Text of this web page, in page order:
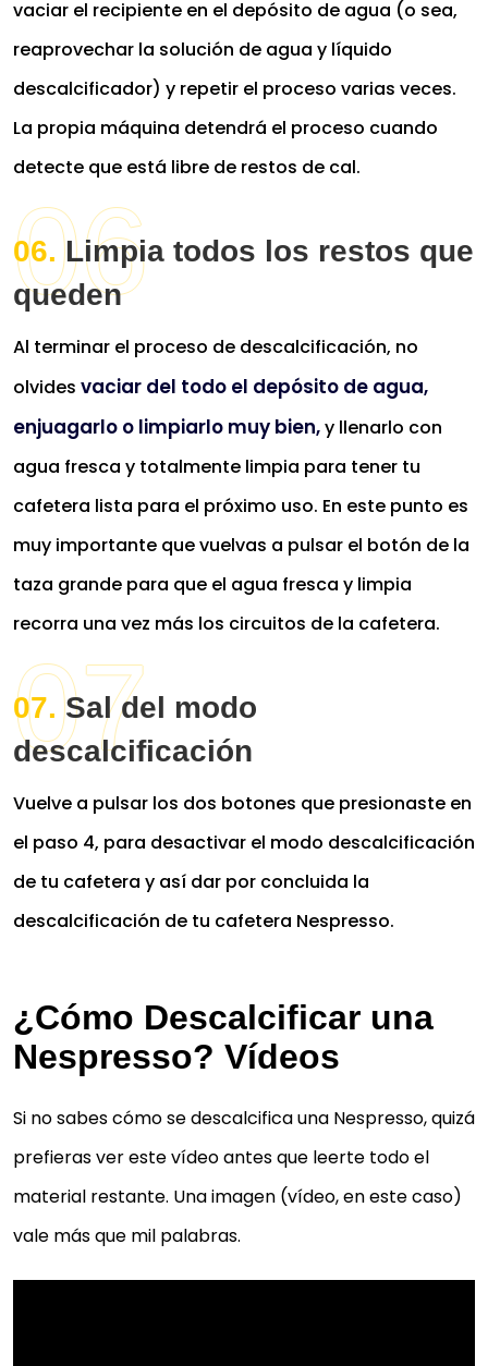
vaciar el recipiente en el depósito de agua (o sea,
reaprovechar la solución de agua y líquido
descalcificador) y repetir el proceso varias veces.
La propia máquina detendrá el proceso cuando
detecte que está libre de restos de cal.
Limpia todos los restos que
queden
Al terminar el proceso de descalcificación, no
olvides vaciar del todo el depósito de agua,
enjuagarlo o limpiarlo muy bien,y llenarlo con
agua fresca y totalmente limpia para tener tu
cafetera lista para el próximo uso. En este punto es
muy importante que vuelvas a pulsar el botón de la
taza grande para que el agua fresca y limpia
recorra una vez más los circuitos de la cafetera.
Sal del modo
descalcificación
Vuelve a pulsar los dos botones que presionaste en
el paso 4, para desactivar el modo descalcificación
de tu cafetera y así dar por concluida la
descalcificación de tu cafetera Nespresso.
¿Cómo Descalcificar una
Nespresso? Vídeos
Si no sabes cómo se descalcifica una Nespresso, quizá
prefieras ver este vídeo antes que leerte todo el
material restante. Una imagen (vídeo, en este caso)
vale más que mil palabras.